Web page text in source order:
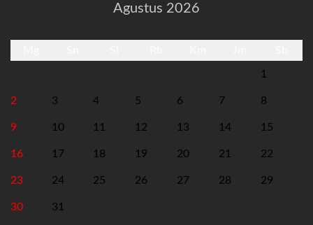
Agustus 2026
1
2 3 4 5 6 7 8
9 10 11 12 13 14 15
16 17 18 19 20 21 22
23 24 25 26 27 28 29
30 31